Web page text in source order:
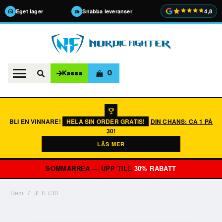
Eget lager Snabba leveranser 4,8
Kassa 0
BLI EN VINNARE! HELA SIN ORDER GRATIS!
DIN CHANS: CA 1 PÅ
30!
LÄS MER
SOMMARREA — UPP TILL 30% RABATT
Hem JFTF#30